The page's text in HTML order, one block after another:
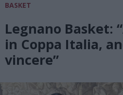
BASKET
Legnano Basket:
in Coppa Italia,
vincere”